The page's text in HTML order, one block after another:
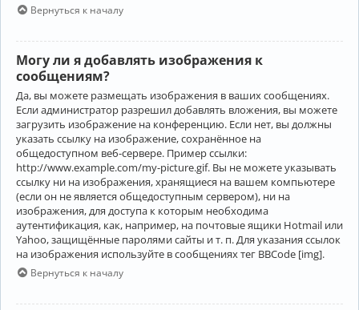
Вернуться к началу
Могу ли я добавлять изображения к
сообщениям?
Да, вы можете размещать изображения в ваших сообщениях.
Если администратор разрешил добавлять вложения, вы можете
загрузить изображение на конференцию. Если нет, вы должны
указать ссылку на изображение, сохранённое на
общедоступном веб-сервере. Пример ссылки:
http://www.example.com/my-picture.gif. Вы не можете указывать
ссылку ни на изображения, хранящиеся на вашем компьютере
(если он не является общедоступным сервером), ни на
изображения, для доступа к которым необходима
аутентификация, как, например, на почтовые ящики Hotmail или
Yahoo, защищённые паролями сайты и т. п. Для указания ссылок
на изображения используйте в сообщениях тег BBCode [img].
Вернуться к началу